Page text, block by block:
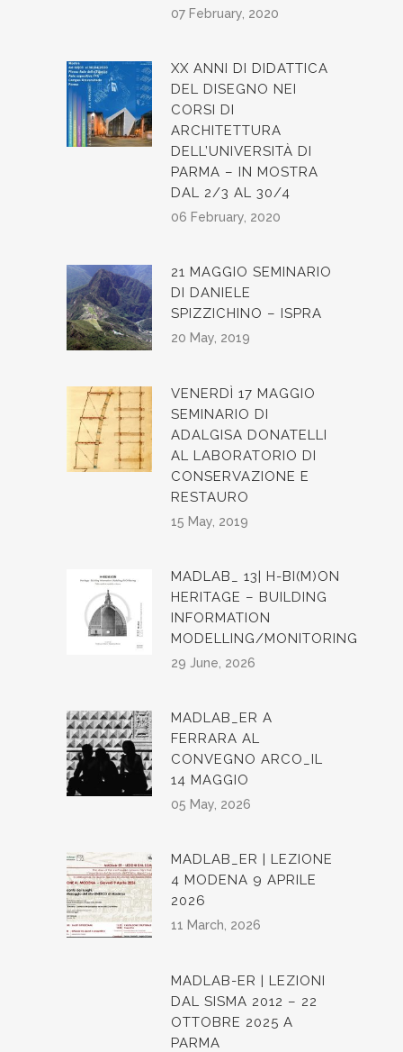
07 February, 2020
XX ANNI DI DIDATTICA
DEL DISEGNO NEI
CORSI DI
ARCHITETTURA
DELL’UNIVERSITÀ DI
PARMA – IN MOSTRA
DAL 2/3 AL 30/4
06 February, 2020
21 MAGGIO SEMINARIO
DI DANIELE
SPIZZICHINO – ISPRA
20 May, 2019
VENERDÌ 17 MAGGIO
SEMINARIO DI
ADALGISA DONATELLI
AL LABORATORIO DI
CONSERVAZIONE E
RESTAURO
15 May, 2019
MADLAB_ 13| H-BI(M)ON
HERITAGE – BUILDING
INFORMATION
MODELLING/MONITORING
29 June, 2026
MADLAB_ER A
FERRARA AL
CONVEGNO ARCO_IL
14 MAGGIO
05 May, 2026
MADLAB_ER | LEZIONE
4 MODENA 9 APRILE
2026
11 March, 2026
MADLAB-ER | LEZIONI
DAL SISMA 2012 – 22
OTTOBRE 2025 A
PARMA